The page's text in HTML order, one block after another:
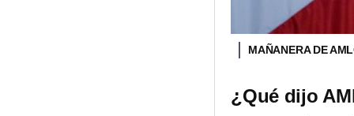
MAÑANERA DE
¿Qué dijo